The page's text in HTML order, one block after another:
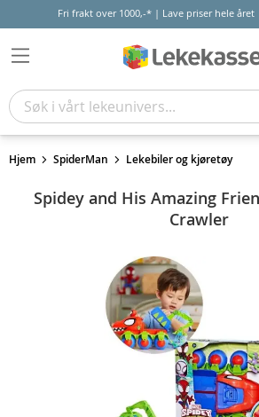
Fri frakt over 1000,-* | Lave priser hele
Hjem SpiderMan Lekebiler og kjøretøy
Spidey and His Amazing
Crawler